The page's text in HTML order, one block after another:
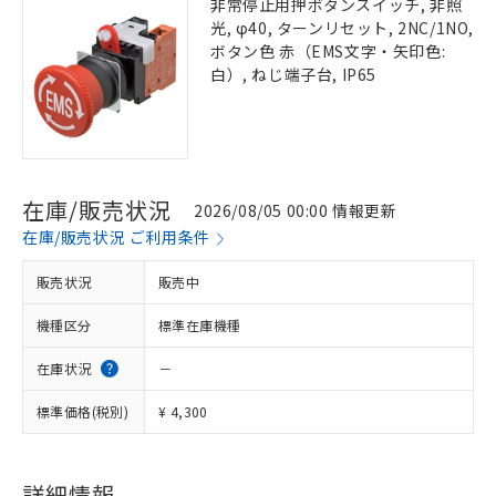
非常停止用押ボタンスイッチ, 非照
光, φ40, ターンリセット, 2NC/1NO,
ボタン色 赤（EMS文字・矢印色:
白）, ねじ端子台, IP65
在庫/販売状況
2026/08/05 00:00 情報更新
在庫/販売状況 ご利用条件
販売状況 販売中
機種区分 標準在庫機種
在庫状況 －
標準価格(税別) ¥ 4,300